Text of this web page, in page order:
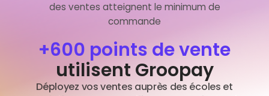
des ventes atteignent le minimum de
commande
+600 points de vente
utilisent Groopay
Déployez vos ventes auprès des écoles et